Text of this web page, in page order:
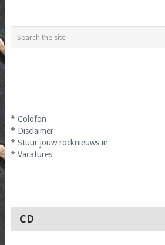
* Colofon
* Disclaimer
* Stuur jouw rocknieuws in
* Vacatures
CD